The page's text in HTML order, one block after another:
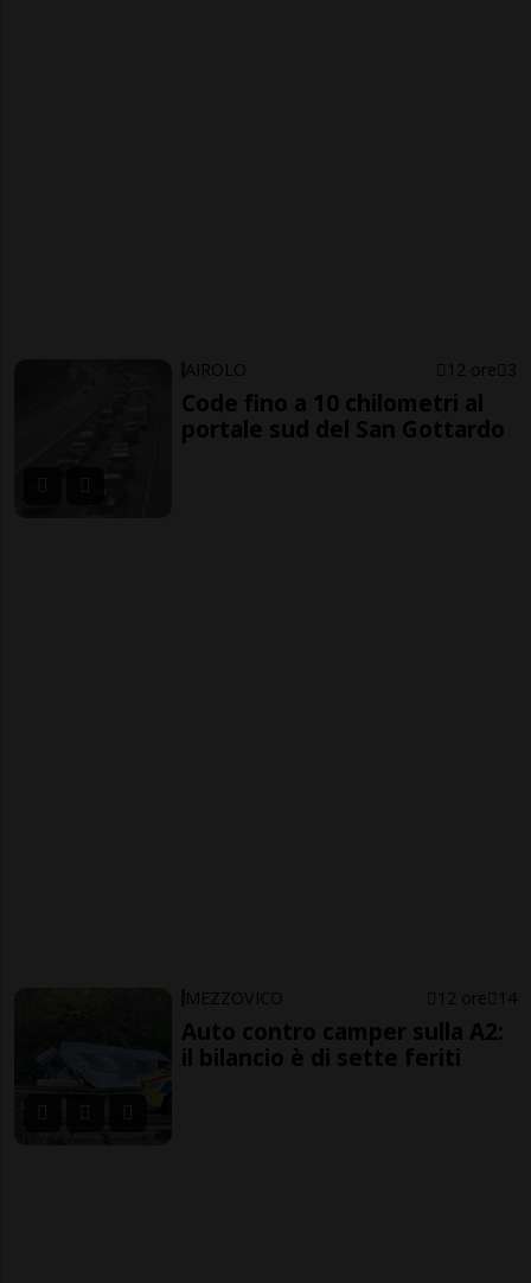
AIROLO 12 ore 3
Code fino a 10 chilometri al
portale sud del San Gottardo
MEZZOVICO 12 ore 14
Auto contro camper sulla A2:
il bilancio è di sette feriti